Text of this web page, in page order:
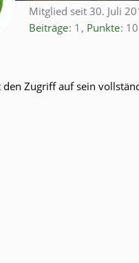
Mitglied seit 30. Juli
Beiträge 1 Punkte 10
den Zugriff auf sein